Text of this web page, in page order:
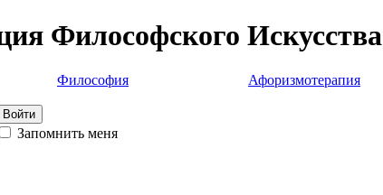
Философского Искусства
Философия Афоризмотерапия
Запомнить меня